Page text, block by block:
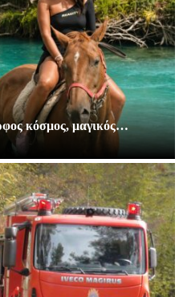
κόσμος, μαγικός…